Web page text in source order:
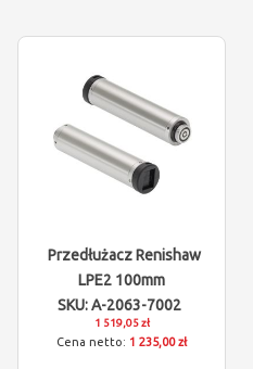
Przedłużacz Renishaw
LPE2 100mm
SKU: A-2063-7002
1 519,05 zł
1 235,00 zł